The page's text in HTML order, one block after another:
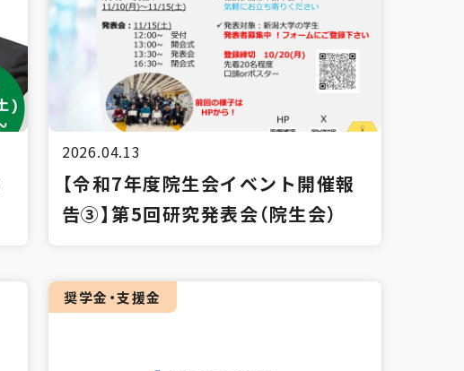
2026.04.13
【令和7年度院生会イベント開催報
告③】第5回研究発表会（院生会）
奨学金・支援金